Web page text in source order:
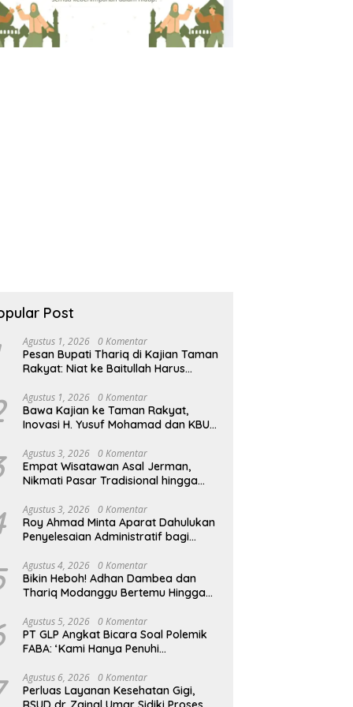
Post
Agustus 1, 2026 0 Komentar
Pesan Bupati Thariq di Kajian Taman
Rakyat: Niat ke Baitullah Harus
Agustus 1, 2026 0 Komentar
Bawa Kajian ke Taman Rakyat,
Inovasi H. Yusuf Mohamad dan KBU
Agustus 3, 2026 0 Komentar
Empat Wisatawan Asal Jerman,
Nikmati Pasar Tradisional hingga
Agustus 3, 2026 0 Komentar
Roy Ahmad Minta Aparat Dahulukan
Penyelesaian Administratif bagi
Agustus 4, 2026 0 Komentar
Bikin Heboh! Adhan Dambea dan
Thariq Modanggu Bertemu Hingga
Agustus 5, 2026 0 Komentar
PT GLP Angkat Bicara Soal Polemik
FABA: ‘Kami Hanya Penuhi
Agustus 6, 2026 0 Komentar
Perluas Layanan Kesehatan Gigi,